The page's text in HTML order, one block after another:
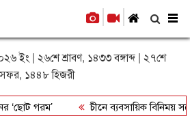
ইং | ২৬শে শ্রাবণ, ১৪৩৩ বঙ্গাব্দ | ২৭শে
১৪৪৮ হিজরী
গরম’ চীনে ব্যবসায়িক বিনিময়